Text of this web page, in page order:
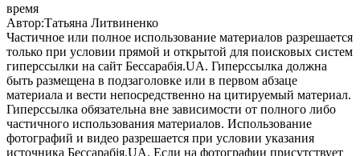
время
Автор:Татьяна Литвиненко
Частичное или полное использование материалов разрешается
только при условии прямой и открытой для поисковых систем
гиперссылки на сайт Бессарабія.UA. Гиперссылка должна
быть размещена в подзаголовке или в первом абзаце
материала и вести непосредственно на цитируемый материал.
Гиперссылка обязательна вне зависимости от полного либо
частичного использования материалов. Использование
фотографий и видео разрешается при условии указания
источника Бессарабія.UA. Если на фотографии присутствует